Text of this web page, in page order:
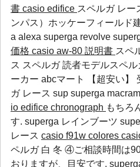
書 casio edifice スペルガ レー
ンパス）ホッケーフィールド
a alexa superga revolve
価格 casio aw-80 説明書 スペ
ス スペルガ 読者モデルスペ
ーカー abcマート 【超安い】
ガ レース sup superga
io edifice chronograph もちろ
す. superga レインブーツ
レース casio f91w colores
ペルガ 白 冬 ④ご相談時間は
おりますが、目安です.